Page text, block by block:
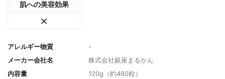
肌への美容効果
アレルギー物質
-
メーカー会社名
株式会社銀座まるかん
内容量
120g（約480粒）